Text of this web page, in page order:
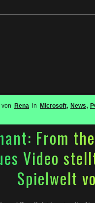
von Rena in Microsoft, News,
From
Video
Spielwelt